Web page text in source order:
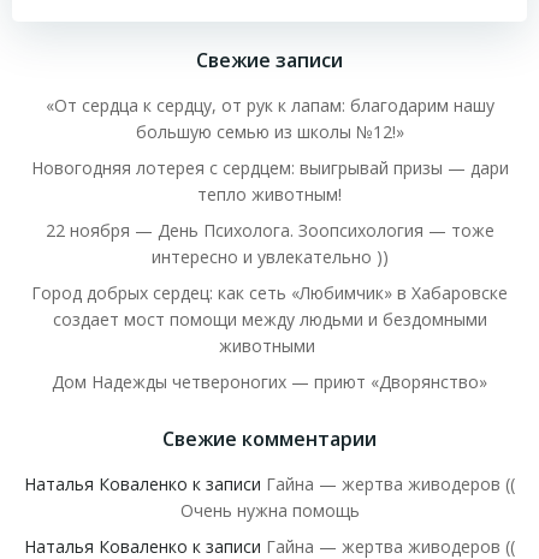
Свежие записи
«От сердца к сердцу, от рук к лапам: благодарим нашу
большую семью из школы №12!»
Новогодняя лотерея с сердцем: выигрывай призы — дари
тепло животным!
22 ноября — День Психолога. Зоопсихология — тоже
интересно и увлекательно ))
Город добрых сердец: как сеть «Любимчик» в Хабаровске
создает мост помощи между людьми и бездомными
животными
Дом Надежды четвероногих — приют «Дворянство»
Свежие комментарии
Наталья Коваленко к записи Гайна — жертва живодеров ((
Очень нужна помощь
Наталья Коваленко к записи Гайна — жертва живодеров ((